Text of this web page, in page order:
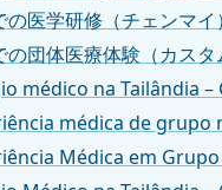
の医学研修（チェンマイ）
の団体医療体験（カスタ
médico na Tailândia –
médica de
Médica em